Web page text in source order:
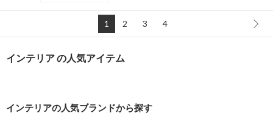
1 2 3 4
インテリア の人気アイテム
インテリアの人気ブランドから探す